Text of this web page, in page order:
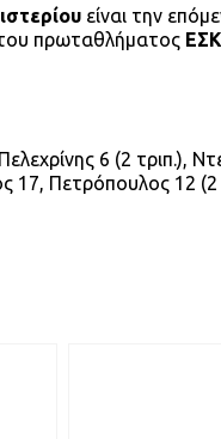
είναι την
πρωταθλήματος
6 (2 τριπ.),
17, Πετρόπουλος 12